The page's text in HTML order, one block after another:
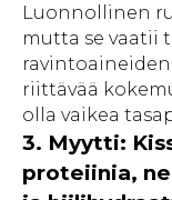
Luonnollinen
mutta se vaatii
riittävää
olla vaikea
3. Myytti:
proteiinia,